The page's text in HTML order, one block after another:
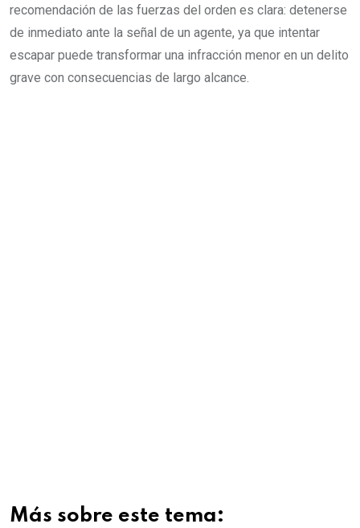
recomendación de las fuerzas del orden es clara: detenerse
de inmediato ante la señal de un agente, ya que intentar
escapar puede transformar una infracción menor en un delito
grave con consecuencias de largo alcance.
Más sobre este tema: